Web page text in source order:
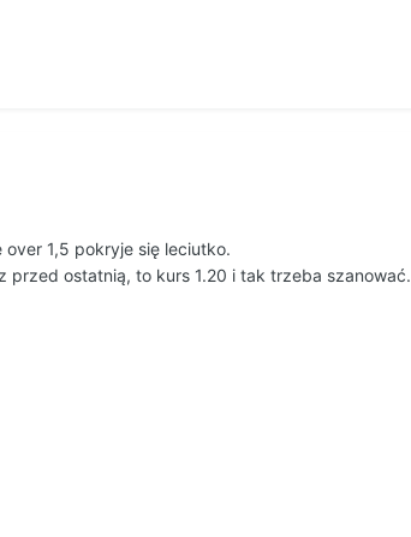
1,5 pokryje się leciutko.
przed ostatnią, to kurs 1.20 i tak trzeba szanować.